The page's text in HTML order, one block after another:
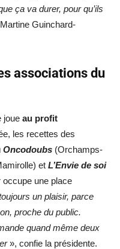
ça va durer, pour qu’ils
Guinchard-
associations du
joue au profit
les recettes des
Oncodoubs (Orchamps-
et L’Envie de soi
occupe une place
un plaisir, parce
proche du public.
quand même deux
», confie la présidente.